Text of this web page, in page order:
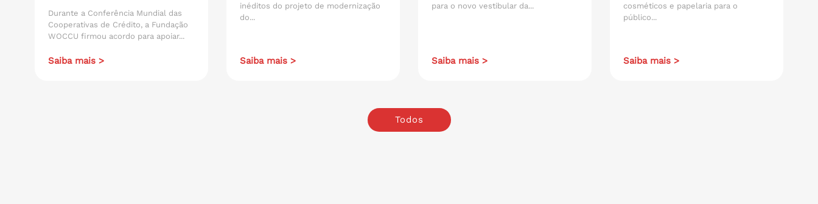
Durante a Conferência Mundial das
Cooperativas de Crédito, a Fundação
WOCCU firmou acordo para apoiar...
Saiba mais >
inéditos do projeto de modernização
do...
Saiba mais >
para o novo vestibular da...
Saiba mais >
cosméticos e papelaria para o
público...
Saiba mais >
Todos